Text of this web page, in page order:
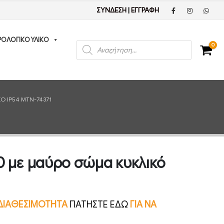
ΣΥΝΔΕΣΗ| ΕΓΓΡΑΦΗ
ΥΛΙΚΟ
Products
search
0
IP54 MTN-74371
με μαύρο σώμα κυκλικό
ΠΑΤΗΣΤΕ ΕΔΩ ΓΙΑ ΝΑ